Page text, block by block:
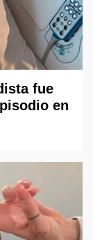
fue
en